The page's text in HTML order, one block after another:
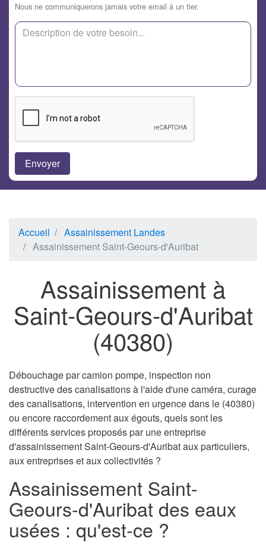
Nous ne communiquerons jamais votre email à un tier.
Accueil
Assainissement Landes
Assainissement Saint-Geours-d'Auribat
Assainissement à
Saint-Geours-d'Auribat
(40380)
Débouchage par camion pompe, inspection non
destructive des canalisations à l'aide d'une caméra, curage
des canalisations, intervention en urgence dans le (40380)
ou encore raccordement aux égouts, quels sont les
différents services proposés par une entreprise
d'assainissement Saint-Geours-d'Auribat aux particuliers,
aux entreprises et aux collectivités ?
Assainissement Saint-
Geours-d'Auribat des eaux
usées : qu'est-ce ?